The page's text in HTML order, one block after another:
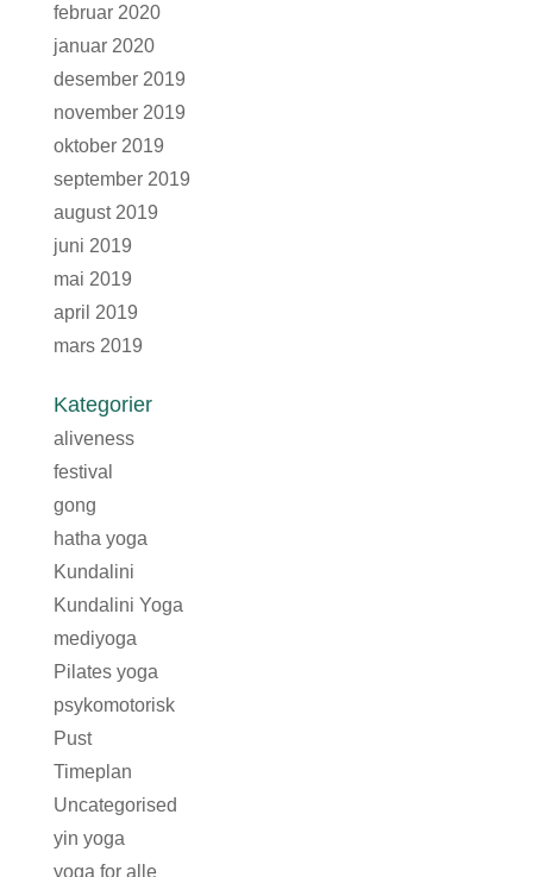
februar 2020
januar 2020
desember 2019
november 2019
oktober 2019
september 2019
august 2019
juni 2019
mai 2019
april 2019
mars 2019
Kategorier
aliveness
festival
gong
hatha yoga
Kundalini
Kundalini Yoga
mediyoga
Pilates yoga
psykomotorisk
Pust
Timeplan
Uncategorised
yin yoga
yoga for alle